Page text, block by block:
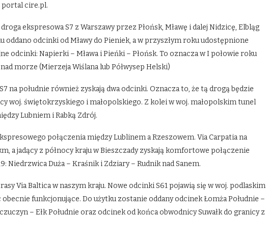
portal cire.pl.
ekspresowa S7 z Warszawy przez Płońsk, Mławę i dalej Nidzicę, Elbląg
oddano odcinki od Mławy do Pieniek, a w przyszłym roku udostępnione
odcinki: Napierki – Mława i Pieńki – Płońsk. To oznacza w I połowie roku
morze (Mierzeja Wiślana lub Półwysep Helski)
na południe również zyskają dwa odcinki. Oznacza to, że tą drogą będzie
woj. świętokrzyskiego i małopolskiego. Z kolei w woj. małopolskim tunel
Lubniem i Rabką Zdrój.
połączenia między Lublinem a Rzeszowem. Via Carpatia na
a jadący z północy kraju w Bieszczady zyskają komfortowe połączenie
Niedrzwica Duża – Kraśnik i Zdziary – Rudnik nad Sanem.
Via Baltica w naszym kraju. Nowe odcinki S61 pojawią się w woj. podlaskim
funkcjonujące. Do użytku zostanie oddany odcinek Łomża Południe –
– Ełk Południe oraz odcinek od końca obwodnicy Suwałk do granicy z